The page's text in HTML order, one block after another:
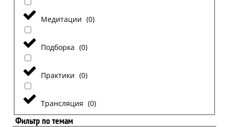
Медитации (0)
Подборка (0)
Практики (0)
Трансляция (0)
Фильтр по темам